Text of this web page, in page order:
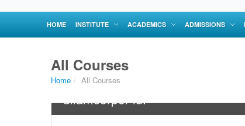
HOME INSTITUTE ACADEMICS ADMISSIONS
All Courses
Home / All Courses
Tibique dolores adversarium ne
ullamcorper id.